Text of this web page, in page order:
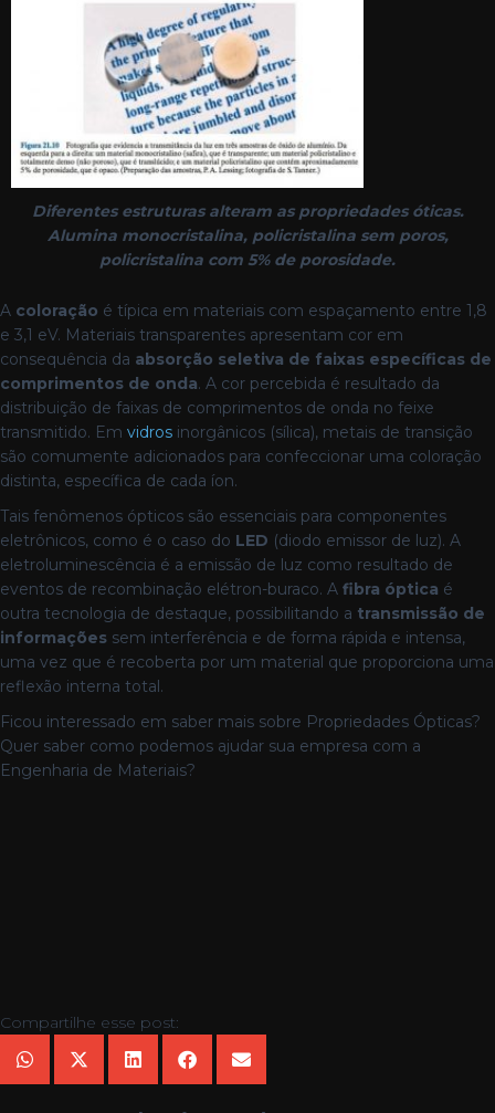
Diferentes estruturas alteram as propriedades óticas.
Alumina monocristalina, policristalina sem poros,
policristalina com 5% de porosidade.
A coloração é típica em materiais com espaçamento entre 1,8
e 3,1 eV. Materiais transparentes apresentam cor em
consequência da absorção seletiva de faixas específicas de
comprimentos de onda. A cor percebida é resultado da
distribuição de faixas de comprimentos de onda no feixe
transmitido. Em vidros inorgânicos (sílica), metais de transição
são comumente adicionados para confeccionar uma coloração
distinta, específica de cada íon.
Tais fenômenos ópticos são essenciais para componentes
eletrônicos, como é o caso do LED (diodo emissor de luz). A
eletroluminescência é a emissão de luz como resultado de
eventos de recombinação elétron-buraco. A fibra óptica é
outra tecnologia de destaque, possibilitando a transmissão de
informações sem interferência e de forma rápida e intensa,
uma vez que é recoberta por um material que proporciona uma
reflexão interna total.
Ficou interessado em saber mais sobre Propriedades Ópticas?
Quer saber como podemos ajudar sua empresa com a
Engenharia de Materiais?
Compartilhe esse post: